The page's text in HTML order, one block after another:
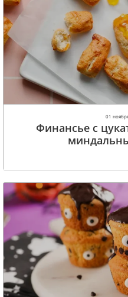
01
Финансье с